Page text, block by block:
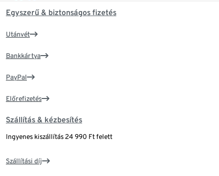
Egyszerű & biztonságos fizetés
Utánvét
Bankkártya
PayPal
Előrefizetés
Szállítás & kézbesítés
Ingyenes kiszállítás 24 990 Ft felett
Szállítási díj